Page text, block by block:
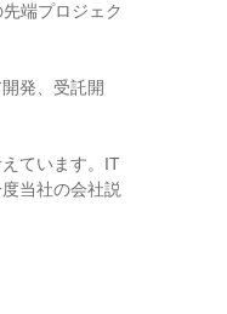
端プロジェク
発、受託開
ています。IT
当社の会社説